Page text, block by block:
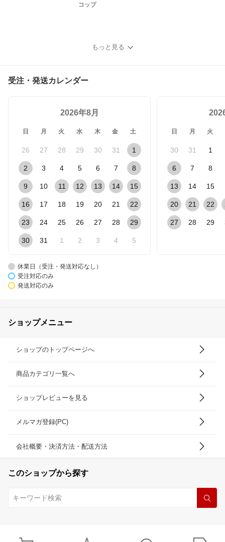
コップ
もっと見る
受注・発送カレンダー
2026年8月
日 月 火 水 木 金 土
26 27 28 29 30 31 1
2 3 4 5 6 7 8
9 10 11 12 13 14 15
16 17 18 19 20 21 22
23 24 25 26 27 28 29
30 31 1 2 3 4 5
日 月 火
30 31 1
6 7 8
13 14 15
20 21 22
27 28 29
休業日（受注・発送対応なし）
受注対応のみ
発送対応のみ
ショップメニュー
ショップのトップページへ
商品カテゴリ一覧へ
ショップレビューを見る
メルマガ登録(PC)
会社概要・決済方法・配送方法
このショップから探す